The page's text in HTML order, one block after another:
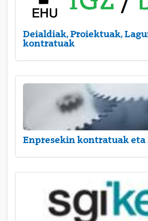
Deialdiak, Proiektuak,
kontratuak
Enpresekin kontratuak eta